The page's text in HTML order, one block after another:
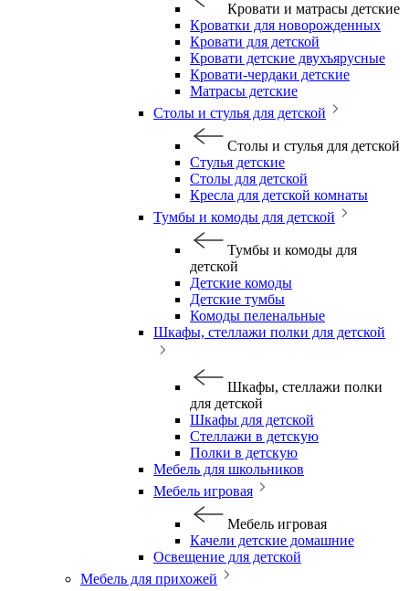
Кровати и матрасы детские
Кроватки для новорожденных
Кровати для детской
Кровати детские двухъярусные
Кровати-чердаки детские
Матрасы детские
Столы и стулья для детской
Столы и стулья для детской
Стулья детские
Столы для детской
Кресла для детской комнаты
Тумбы и комоды для детской
Тумбы и комоды для
детской
Детские комоды
Детские тумбы
Комоды пеленальные
Шкафы, стеллажи полки для детской
Шкафы, стеллажи полки
для детской
Шкафы для детской
Стеллажи в детскую
Полки в детскую
Мебель для школьников
Мебель игровая
Мебель игровая
Качели детские домашние
Освещение для детской
Мебель для прихожей